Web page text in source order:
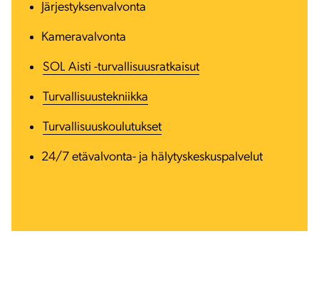
Järjestyksenvalvonta
Kameravalvonta
SOL Aisti -turvallisuusratkaisut
Turvallisuustekniikka
Turvallisuuskoulutukset
24/7 etävalvonta- ja hälytyskeskuspalvelut